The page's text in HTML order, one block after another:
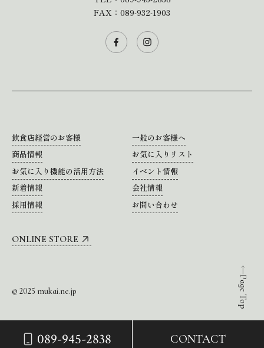
089-945-2838 CONTACT
Page Top
FAX：089-932-1903
飲食店経営のお客様
一般のお客様へ
商品情報
お気に入りリスト
お気に入り機能の活用方法
イベント情報
新着情報
会社情報
採用情報
お問い合わせ
ONLINE STORE
© 2025 mukai.ne.jp